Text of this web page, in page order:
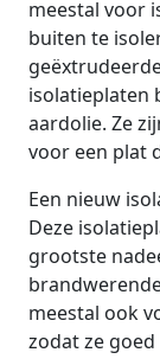
meestal voor
buiten te
isolatieplaten
aardolie. Ze
voor een plat
Een nieuw
Deze
grootste
meestal ook
zodat ze